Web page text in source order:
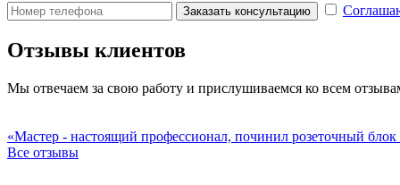
Заказать консультацию
Отзывы клиентов
Мы отвечаем за свою работу и прислушиваемся ко всем
«Мастер - настоящий профессионал, починил розеточный
Все отзывы